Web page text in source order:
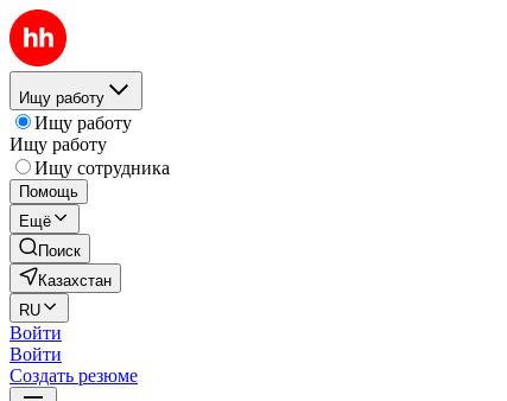
Ищу работу
Ищу работу
Ищу работу
Ищу сотрудника
Помощь
Ещё
Поиск
Казахстан
RU
Войти
Войти
Создать резюме